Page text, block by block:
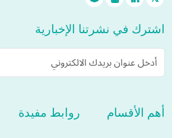
اشترك في نشرتنا الإخبارية
أهم الأقسام روابط مفيدة